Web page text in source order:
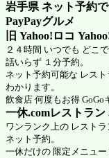
岩手県 ネット予約
PayPayグルメ
旧 Yahoo!ロコ
２４時間 いつでも どこ
話いらず １分予約。
ネット予約可能な レス
わかります。
飲食店 何度もお得 GoGo
一休.comレストラン
ワンランク上の レストラ
ネット予約。
一休だけの 限定メニュ